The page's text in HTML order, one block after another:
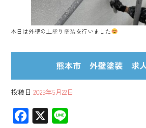
本日は外壁の上塗り塗装を行いました
熊本市 外壁塗装 求
投稿日 2025年5月22日
F X